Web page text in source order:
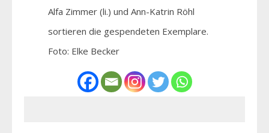
Alfa Zimmer (li.) und Ann-Katrin Röhl
sortieren die gespendeten Exemplare.
Foto: Elke Becker